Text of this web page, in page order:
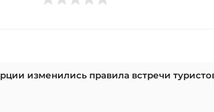
изменились правила встречи